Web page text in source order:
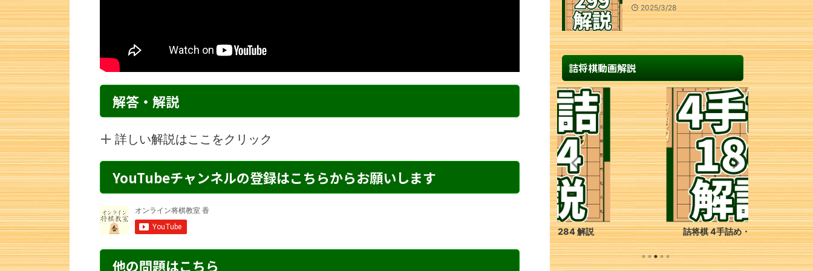
解答・解説
詳しい解説はここをクリック
YouTubeチャンネルの登録はこちらからお願いします
他の問題はこちら
2025/3/28
詰将棋動画解説
詰将棋 4手詰め・30 解説 詰将棋 4手詰め・186 解説 詰将